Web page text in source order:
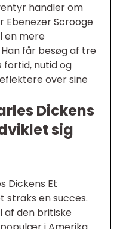
handler om
Ebenezer Scrooge
en mere
får besøg af tre
fortid, nutid og
over sine
Dickens
sig
Dickens Et
straks en succes.
af den britiske